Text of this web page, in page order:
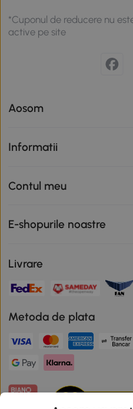
*Cuponul de reducere nu
active pe site
Aosom
Informatii
Contul meu
E-shopurile noastre
Livrare
Metoda de plata